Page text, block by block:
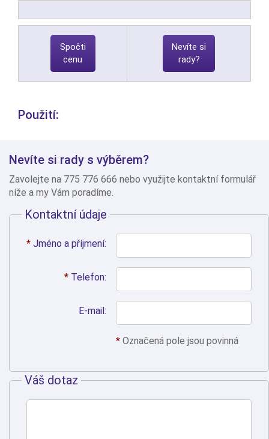
Spočti
cenu
Nevíte si
rady?
Použití:
Nevíte si rady s výběrem?
Zavolejte na 775 776 666 nebo využijte kontaktní formulář
níže a my Vám poradíme.
Kontaktní údaje
* Jméno a příjmení:
* Telefon:
E-mail:
* Označená pole jsou povinná
Váš dotaz